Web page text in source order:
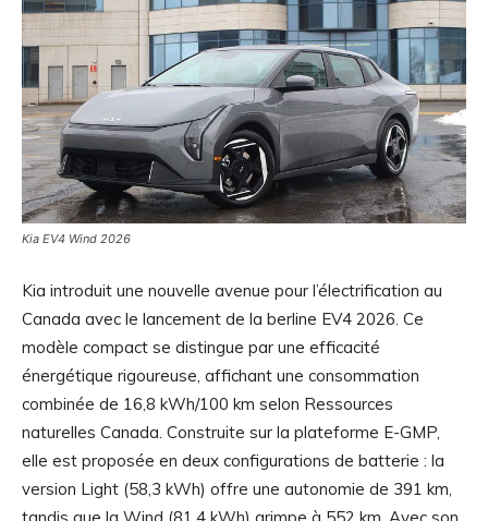
Kia EV4 Wind 2026
Kia introduit une nouvelle avenue pour l’électrification au
Canada avec le lancement de la berline EV4 2026. Ce
modèle compact se distingue par une efficacité
énergétique rigoureuse, affichant une consommation
combinée de 16,8 kWh/100 km selon Ressources
naturelles Canada. Construite sur la plateforme E-GMP,
elle est proposée en deux configurations de batterie : la
version Light (58,3 kWh) offre une autonomie de 391 km,